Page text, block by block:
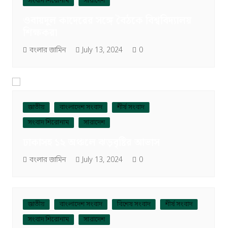
বংলার জামিন July 13, 2024 0
জাতীয় বাংলাদেশ সংবাদ
শীর্ষ সংবাদ
সংবাদ শিরোনাম
সারাদেশ
বংলার জামিন July 13, 2024 0
জাতীয় বাংলাদেশ সংবাদ বিশেষ সংবাদ
শীর্ষ সংবাদ
সংবাদ শিরোনাম
সারাদেশ